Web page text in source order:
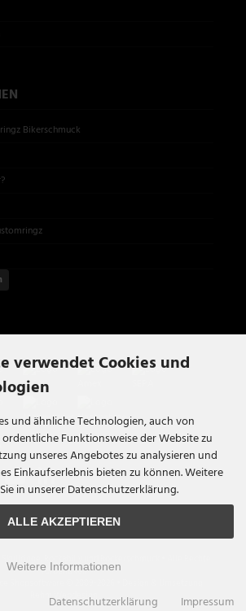
Bikerschmuck
Skullringe, Rockabilly und Rockerschmuck • Alle Rechte
vorbehalten
Rehm Webdesign
verwendet Cookies und
und ähnliche Technologien, auch von
Funktionsweise der Website zu
unseres Angebotes zu analysieren und
Einkaufserlebnis bieten zu können. Weitere
in unserer Datenschutzerklärung.
ALLE AKZEPTIEREN
Weitere Informationen
Datenschutzerklärung Impressum